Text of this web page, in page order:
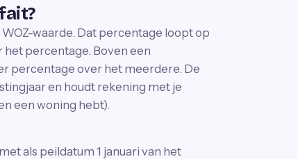
waarde. Dat percentage loopt op
het percentage. Boven een
percentage over het meerdere. De
en houdt rekening met je
een woning hebt).
als peildatum 1 januari van het